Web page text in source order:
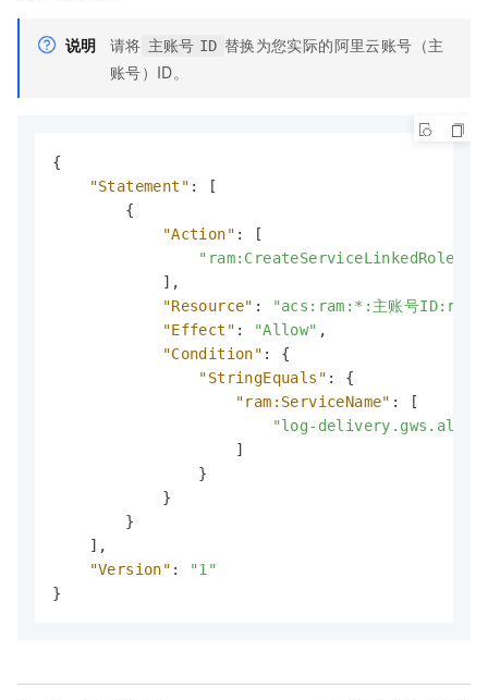
说明 请将 主账号 ID 替换为您实际的阿里云账号（主
账号）ID。
{
"Statement" :
[
{
"Action" :
[
"ram:CreateServiceLinkedRole"
] ,
"Resource" :
"acs:ram:*:主账号
"Effect" : "Allow" ,
"Condition" :
{
"StringEquals" :
{
"ram:ServiceName" :
[
"log-
]
}
}
}
] ,
"Version" :
"1"
}